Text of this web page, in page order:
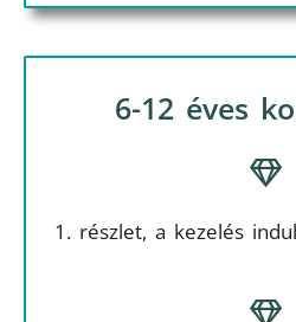
6-12 éves
1. részlet, a kezelés